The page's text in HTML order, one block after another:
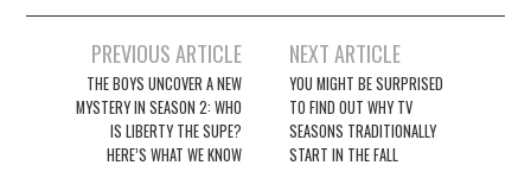
navigation
PREVIOUS ARTICLE
THE BOYS UNCOVER A NEW
MYSTERY IN SEASON 2: WHO
IS LIBERTY THE SUPE?
HERE’S WHAT WE KNOW
NEXT ARTICLE
YOU MIGHT BE SURPRISED
TO FIND OUT WHY TV
SEASONS TRADITIONALLY
START IN THE FALL